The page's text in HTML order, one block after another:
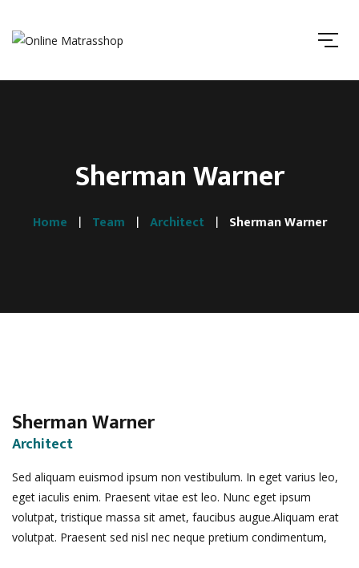
Sherman Warner
Home Team Architect Sherman Warner
Sherman Warner
Architect
Sed aliquam euismod ipsum non vestibulum. In eget varius leo,
eget iaculis enim. Praesent vitae est leo. Nunc eget ipsum
volutpat, tristique massa sit amet, faucibus augue.Aliquam erat
volutpat. Praesent sed nisl nec neque pretium condimentum,